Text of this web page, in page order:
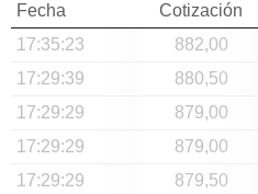
Fecha Cotización
17:35:23
882,00
17:29:39
880,50
17:29:29
879,00
17:29:29
879,00
17:29:29
879,50